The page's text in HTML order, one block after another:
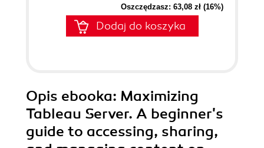
Oszczędzasz: 63,08 zł (16%)
Dodaj do koszyka
Opis ebooka: Maximizing
Tableau Server. A beginner's
guide to accessing, sharing,